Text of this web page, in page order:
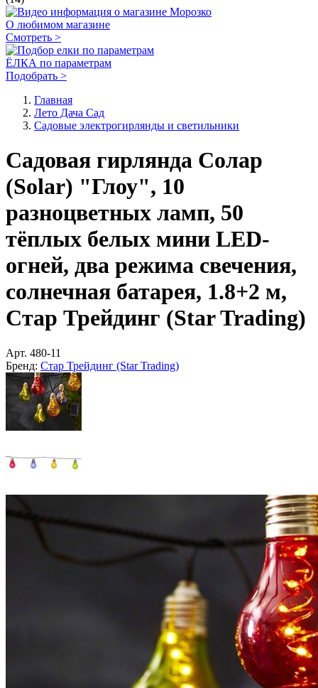
О любимом магазине
Смотреть >
ЁЛКА по параметрам
Подобрать >
Главная
Лето Дача Сад
Садовые электрогирлянды и светильники
Садовая гирлянда Солар
(Solar) "Глоу", 10
разноцветных ламп, 50
тёплых белых мини LED-
огней, два режима свечения,
солнечная батарея, 1.8+2 м,
Стар Трейдинг (Star Trading)
Арт. 480-11
Бренд: Стар Трейдинг (Star Trading)